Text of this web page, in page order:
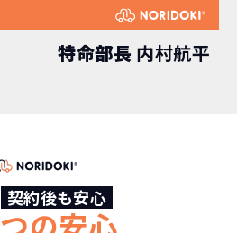
設定を実現！
が可能に！
が
。例え故障してもメーカ
安心です。
などが不要
、購入時に｢登録時諸費
」は車両本体以外にかか
特命部長 内村航平
契約後も安心
つの安心